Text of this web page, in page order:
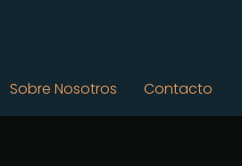
Sobre Nosotros Contacto